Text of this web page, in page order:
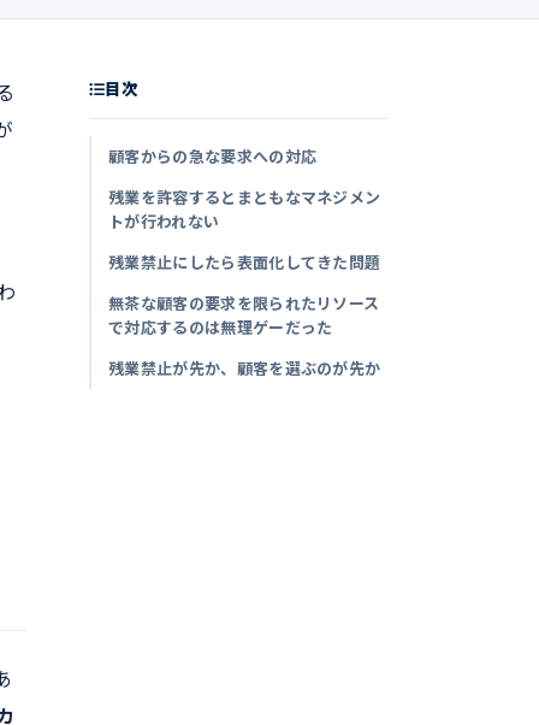
目次
顧客からの急な要求への対応
残業を許容するとまともなマネジメン
トが行われない
残業禁止にしたら表面化してきた問題
無茶な顧客の要求を限られたリソース
で対応するのは無理ゲーだった
残業禁止が先か、顧客を選ぶのが先か